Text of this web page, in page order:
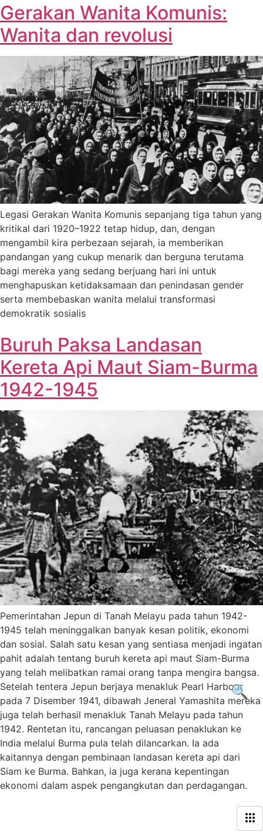
🔍
Gerakan Wanita Komunis:
Wanita dan revolusi
Legasi Gerakan Wanita Komunis sepanjang tiga tahun yang
kritikal dari 1920–1922 tetap hidup, dan, dengan
mengambil kira perbezaan sejarah, ia memberikan
pandangan yang cukup menarik dan berguna terutama
bagi mereka yang sedang berjuang hari ini untuk
menghapuskan ketidaksamaan dan penindasan gender
serta membebaskan wanita melalui transformasi
demokratik sosialis
Buruh Paksa Landasan
Kereta Api Maut Siam-Burma
1942-1945
Pemerintahan Jepun di Tanah Melayu pada tahun 1942-
1945 telah meninggalkan banyak kesan politik, ekonomi
dan sosial. Salah satu kesan yang sentiasa menjadi ingatan
pahit adalah tentang buruh kereta api maut Siam-Burma
yang telah melibatkan ramai orang tanpa mengira bangsa.
Setelah tentera Jepun berjaya menakluk Pearl Harbour
pada 7 Disember 1941, dibawah Jeneral Yamashita mereka
juga telah berhasil menakluk Tanah Melayu pada tahun
1942. Rentetan itu, rancangan peluasan penaklukan ke
India melalui Burma pula telah dilancarkan. Ia ada
kaitannya dengan pembinaan landasan kereta api dari
Siam ke Burma. Bahkan, ia juga kerana kepentingan
ekonomi dalam aspek pengangkutan dan perdagangan.